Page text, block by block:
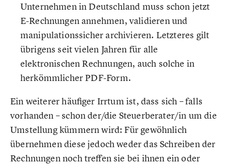
Unternehmen in Deutschland muss schon jetzt
E-Rechnungen annehmen, validieren und
manipulationssicher archivieren. Letzteres gilt
übrigens seit vielen Jahren für alle
elektronischen Rechnungen, auch solche in
herkömmlicher PDF-Form.
Ein weiterer häufiger Irrtum ist, dass sich – falls
vorhanden – schon der/die Steuerberater/in um die
Umstellung kümmern wird: Für gewöhnlich
übernehmen diese jedoch weder das Schreiben der
Rechnungen noch treffen sie bei ihnen ein oder